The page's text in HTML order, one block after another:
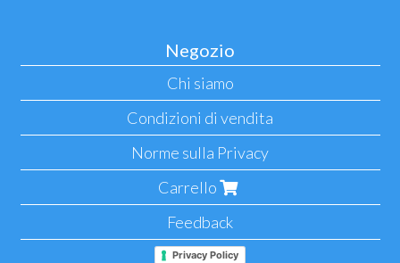
Negozio
Chi siamo
Condizioni di vendita
Norme sulla Privacy
Carrello
Feedback
Privacy Policy